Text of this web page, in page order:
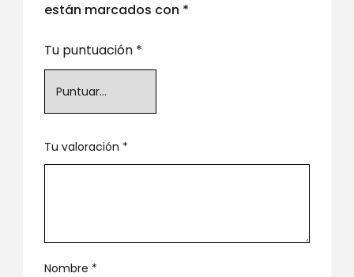
están marcados con *
Tu puntuación *
Tu valoración *
Nombre *